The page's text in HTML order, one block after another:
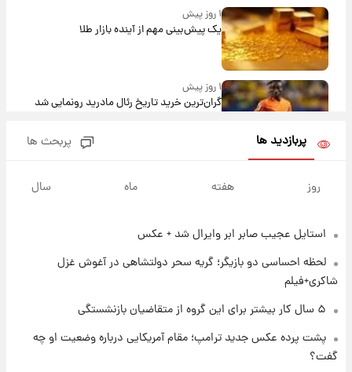
۱ روز پیش
یک پیش‌بینی مهم از آینده بازار طلا
۱ روز پیش
گران‌ترین خرید تاریخ رئال مادرید رونمایی شد
روزها پربارش‌تر خواهند بود؟
۱ روز پیش
شد؛ تیکدری، محبی و سرگیف با اعداد ویژه
۱ روز پیش
شد+فیلم
پربازدید ها پربحث ها
روز هفته ماه سال
استایل عجیب صابر ابر وایرال شد + عکس
لحظه احساسی دو بازیگر؛ گریه سحر دولتشاهی در آغوش غزل
شاکری+فیلم
۵ سال کار بیشتر برای این گروه از متقاضیان بازنشستگی
پشت پرده عکس جدید ترامپ؛ مقام آمریکایی درباره وضعیت او چه
گفت؟